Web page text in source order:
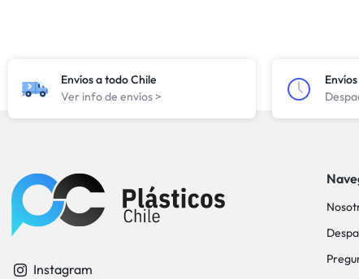
Envíos a todo Chile
Ver info de envíos >
Instagram